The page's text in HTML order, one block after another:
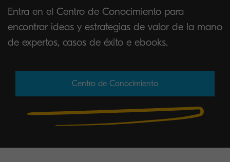
Entra en el Centro de Conocimiento para
encontrar ideas y estrategias de valor de la mano
de expertos, casos de éxito e ebooks.
Centro de Conocimiento